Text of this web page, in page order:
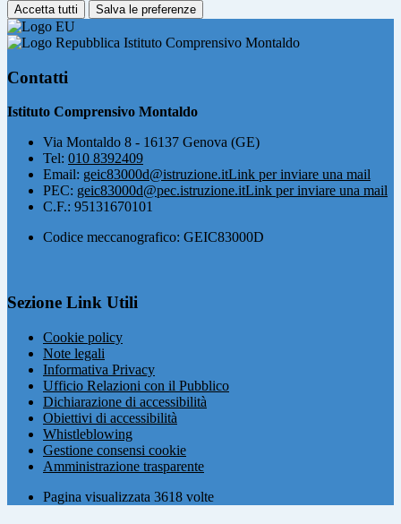
Accetta tutti Salva le preferenze
Istituto Comprensivo Montaldo
Contatti
Istituto Comprensivo Montaldo
Via Montaldo 8 - 16137 Genova (GE)
Tel: 010 8392409
Email: geic83000d@istruzione.itLink per inviare una mail
PEC: geic83000d@pec.istruzione.itLink per inviare una mail
C.F.: 95131670101
Codice meccanografico: GEIC83000D
Sezione Link Utili
Cookie policy
Note legali
Informativa Privacy
Ufficio Relazioni con il Pubblico
Dichiarazione di accessibilità
Obiettivi di accessibilità
Whistleblowing
Gestione consensi cookie
Amministrazione trasparente
Pagina visualizzata 3618 volte